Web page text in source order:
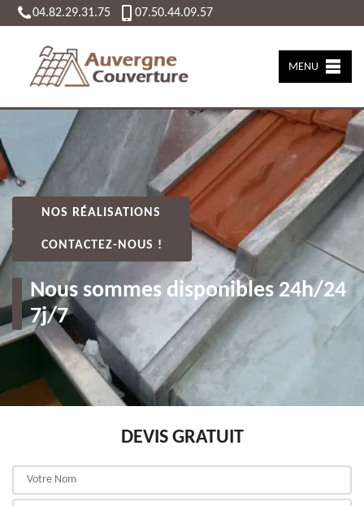
04.82.29.31.75 07.50.44.09.57
MENU
NOS RÉALISATIONS
CONTACTEZ-NOUS !
Nous sommes disponibles 24h/24
7j/7
DEVIS GRATUIT